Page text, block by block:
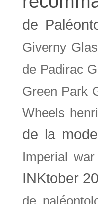
de
Giverny
de Padirac
Green Park
Wheels
de la mode
Imperial
INKtober
de